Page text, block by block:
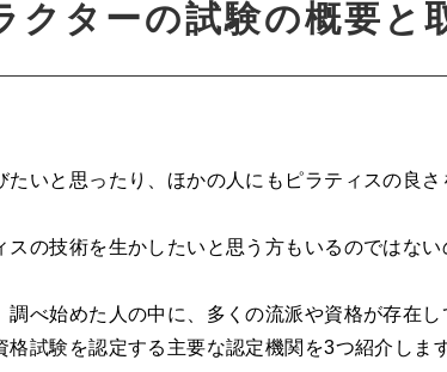
クターの試験の概要と
いと思ったり、ほかの人にもピラティスの良
の技術を生かしたいと思う方もいるのではな
べ始めた人の中に、多くの流派や資格が存在
試験を認定する主要な認定機関を3つ紹介しま